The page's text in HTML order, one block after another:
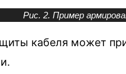
Рис. 2. Пример
кабеля может